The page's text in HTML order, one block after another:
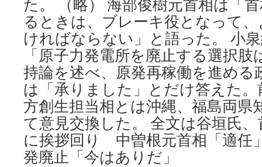
た。 （略） 海部俊樹元首相は「
るときは、ブレーキ役となって
ければならない」と語った。 小
「原子力発電所を廃止する選択
持論を述べ、原発再稼働を進める
は「承りました」とだけ答えた
方創生担当相とは沖縄、福島両県
て意見交換した。 全文は谷垣氏
に挨拶回り 中曽根元首相「適
発廃止「今はありだ」